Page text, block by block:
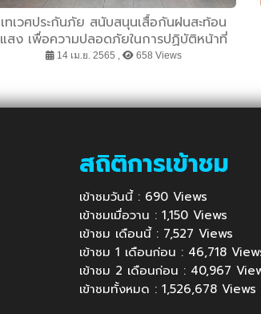
เทเวศประกันภัย สนับสนุนเสื้อกันฝนสะท้อน
แสง เพื่อความปลอดภัยในการปฏิบัติหน้าที่
14 เม.ย. 2565 , 658 Views
สถิติการเข้าชม
เข้าชมวันนี้ : 690 Views
เข้าชมเมื่อวาน : 1,150 Views
เข้าชม เดือนนี้ : 7,527 Views
เข้าชม 1 เดือนก่อน : 46,718
เข้าชม 2 เดือนก่อน : 40,967
เข้าชมทั้งหมด : 1,526,678 Views